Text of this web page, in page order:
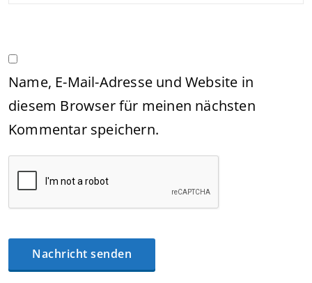
Name, E-Mail-Adresse und Website in
diesem Browser für meinen nächsten
Kommentar speichern.